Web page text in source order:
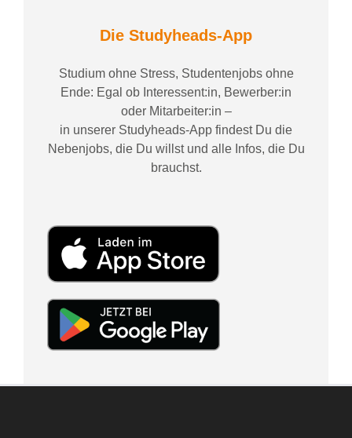
Die Studyheads-App
Studium ohne Stress, Studentenjobs ohne
Ende: Egal ob Interessent:in, Bewerber:in
oder Mitarbeiter:in –
in unserer Studyheads-App findest Du die
Nebenjobs, die Du willst und alle Infos, die Du
brauchst.